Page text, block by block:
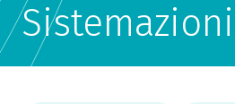
Sistemazioni